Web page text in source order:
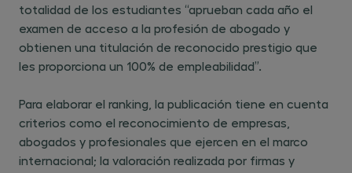
totalidad de los estudiantes “aprueban cada año el
examen de acceso a la profesión de abogado y
obtienen una titulación de reconocido prestigio que
les proporciona un 100% de empleabilidad”.
Para elaborar el ranking, la publicación tiene en cuenta
criterios como el reconocimiento de empresas,
abogados y profesionales que ejercen en el marco
internacional; la valoración realizada por firmas y